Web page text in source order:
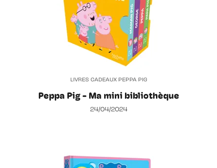
LIVRES CADEAUX PEPPA PIG
Peppa Pig - Ma mini bibliothèque
24/04/2024